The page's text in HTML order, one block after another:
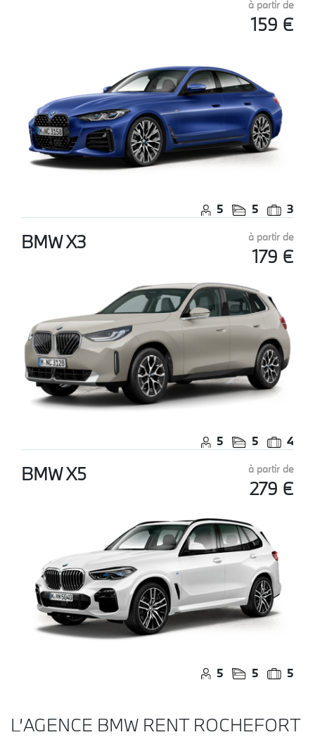
à partir de
159 €
5 5 3
BMW X3 à partir de
179 €
5 5 4
BMW X5 à partir de
279 €
5 5 5
L’AGENCE BMW RENT ROCHEFORT